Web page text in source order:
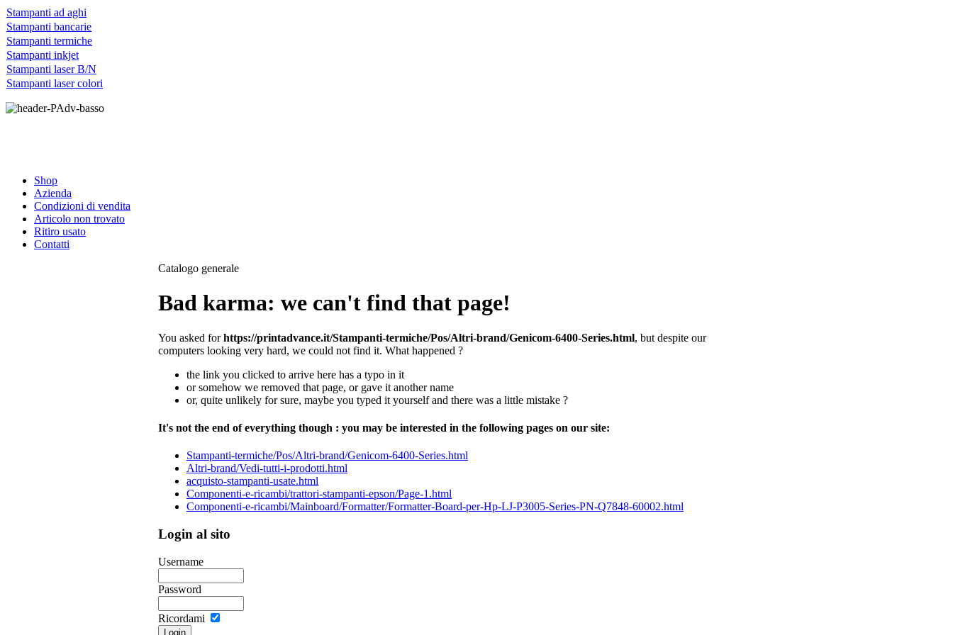
Stampanti ad aghi
Stampanti bancarie
Stampanti termiche
Stampanti inkjet
Stampanti laser B/N
Stampanti laser colori
Shop
Azienda
Condizioni di vendita
Articolo non trovato
Ritiro usato
Contatti
Catalogo generale
Bad karma: we can't find that page!
You asked forhttps://printadvance.it/Stampanti-termiche/Pos/Altri-brand/Genicom-6400-Series.html, but despite our
computers looking very hard, we could not find it. What happened ?
the link you clicked to arrive here has a typo in it
or somehow we removed that page, or gave it another name
or, quite unlikely for sure, maybe you typed it yourself and there was a little mistake ?
It's not the end of everything though : you may be interested in the following pages on our site:
Stampanti-termiche/Pos/Altri-brand/Genicom-6400-Series.html
Altri-brand/Vedi-tutti-i-prodotti.html
acquisto-stampanti-usate.html
Componenti-e-ricambi/trattori-stampanti-epson/Page-1.html
Componenti-e-ricambi/Mainboard/Formatter/Formatter-Board-per-Hp-LJ-P3005-Series-PN-Q7848-60002.html
Login al sito
Username
Password
Ricordami